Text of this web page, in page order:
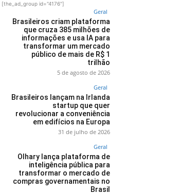
[the_ad_group id="4176"]
Geral
Brasileiros criam plataforma
que cruza 385 milhões de
informações e usa IA para
transformar um mercado
público de mais de R$ 1
trilhão
5 de agosto de 2026
Geral
Brasileiros lançam na Irlanda
startup que quer
revolucionar a conveniência
em edifícios na Europa
31 de julho de 2026
Geral
Olhary lança plataforma de
inteligência pública para
transformar o mercado de
compras governamentais no
Brasil